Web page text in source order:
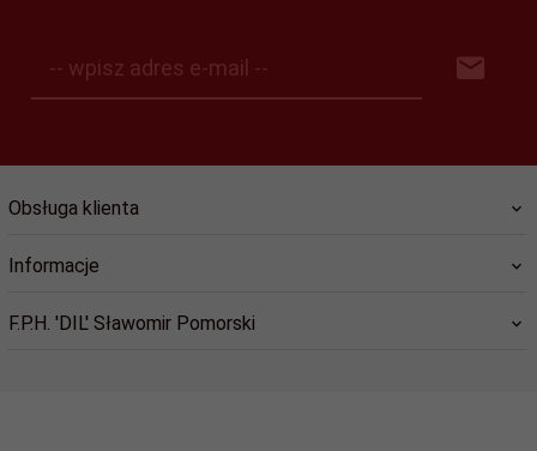
-- wpisz adres e-mail --
Obsługa klienta
Informacje
F.P.H. 'DIL' Sławomir Pomorski